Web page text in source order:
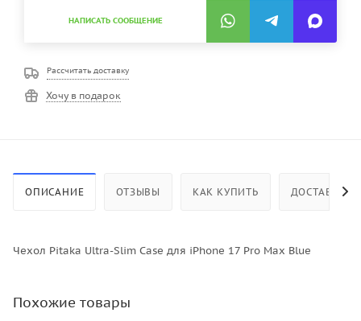
НАПИСАТЬ СООБЩЕНИЕ
Рассчитать доставку
Хочу в подарок
ОПИСАНИЕ ОТЗЫВЫ КАК КУПИТЬ ДОСТАВКА
Чехол Pitaka Ultra-Slim Case для iPhone 17 Pro Max Blue
Похожие товары